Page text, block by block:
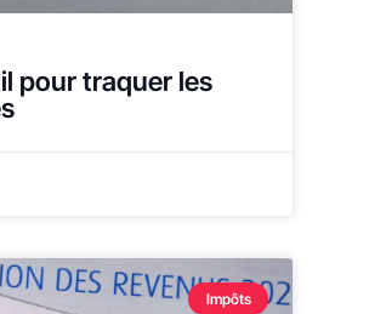
pour traquer les
Impôts